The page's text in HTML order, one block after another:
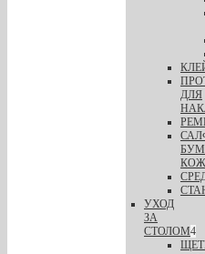
ДЛЯ
УХОД
ЗА
СТОЛОМ4